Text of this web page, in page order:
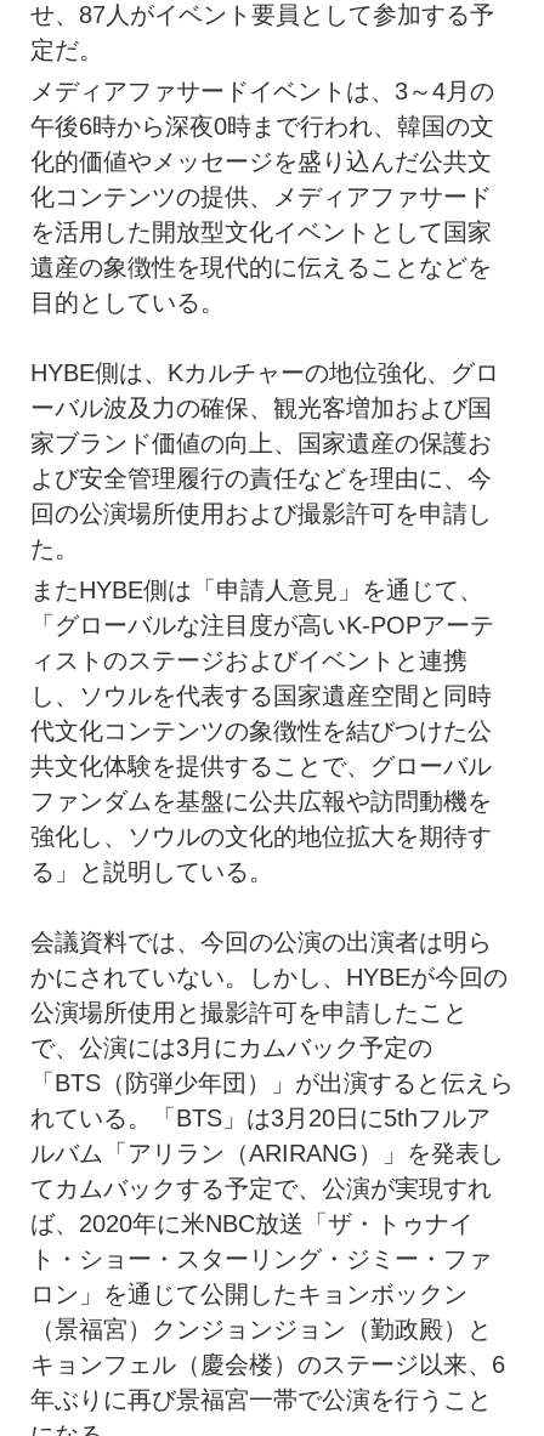
せ、87人がイベント要員として参加する予
定だ。
メディアファサードイベントは、3～4月の
午後6時から深夜0時まで行われ、韓国の文
化的価値やメッセージを盛り込んだ公共文
化コンテンツの提供、メディアファサード
を活用した開放型文化イベントとして国家
遺産の象徴性を現代的に伝えることなどを
目的としている。
HYBE側は、Kカルチャーの地位強化、グロ
ーバル波及力の確保、観光客増加および国
家ブランド価値の向上、国家遺産の保護お
よび安全管理履行の責任などを理由に、今
回の公演場所使用および撮影許可を申請し
た。
またHYBE側は「申請人意見」を通じて、
「グローバルな注目度が高いK-POPアーテ
ィストのステージおよびイベントと連携
し、ソウルを代表する国家遺産空間と同時
代文化コンテンツの象徴性を結びつけた公
共文化体験を提供することで、グローバル
ファンダムを基盤に公共広報や訪問動機を
強化し、ソウルの文化的地位拡大を期待す
る」と説明している。
会議資料では、今回の公演の出演者は明ら
かにされていない。しかし、HYBEが今回の
公演場所使用と撮影許可を申請したこと
で、公演には3月にカムバック予定の
「BTS（防弾少年団）」が出演すると伝えら
れている。「BTS」は3月20日に5thフルア
ルバム「アリラン（ARIRANG）」を発表し
てカムバックする予定で、公演が実現すれ
ば、2020年に米NBC放送「ザ・トゥナイ
ト・ショー・スターリング・ジミー・ファ
ロン」を通じて公開したキョンボックン
（景福宮）クンジョンジョン（勤政殿）と
キョンフェル（慶会楼）のステージ以来、6
年ぶりに再び景福宮一帯で公演を行うこと